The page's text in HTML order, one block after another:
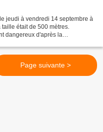
jeudi à vendredi 14 septembre à
était de 500 mètres.
dangereux d'après la
Page suivante >